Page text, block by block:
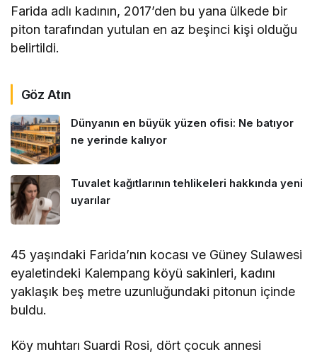
Farida adlı kadının, 2017’den bu yana ülkede bir
piton tarafından yutulan en az beşinci kişi olduğu
belirtildi.
Göz Atın
Dünyanın en büyük yüzen ofisi: Ne batıyor
ne yerinde kalıyor
Tuvalet kağıtlarının tehlikeleri hakkında yeni
uyarılar
45 yaşındaki Farida’nın kocası ve Güney Sulawesi
eyaletindeki Kalempang köyü sakinleri, kadını
yaklaşık beş metre uzunluğundaki pitonun içinde
buldu.
Köy muhtarı Suardi Rosi, dört çocuk annesi